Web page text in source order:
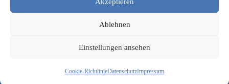
Ablehnen
Einstellungen ansehen
Cookie-RichtlinieDatenschutzImpressum
Kommentar Absenden
(c) 2026 bydomibility|Impressum|Datenschutz